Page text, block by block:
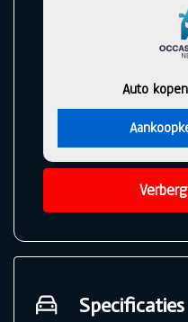
Auto
Specificaties